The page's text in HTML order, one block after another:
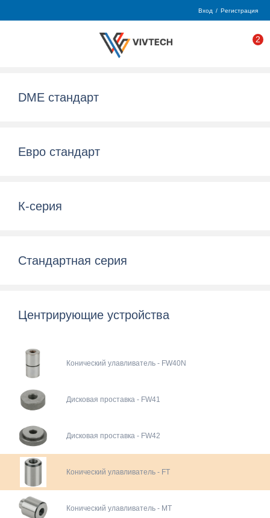
Вход / Регистрация
2
DME стандарт
Евро стандарт
К-серия
Стандартная серия
Центрирующие устройства
Конический улавливатель - FW40N
Дисковая проставка - FW41
Дисковая проставка - FW42
Конический улавливатель - FT
Конический улавливатель - MT